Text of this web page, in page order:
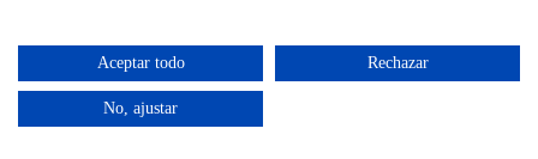
Aceptar todo Rechazar
No, ajustar